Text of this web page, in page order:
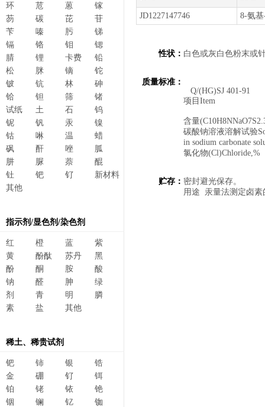
环
苊 蒽
镓
芴
碳 芘
苷
苄
嗪 肟
锑
镉
铬 钼
锶
腈
锂 卡费
铅
松
脒 镝
铊
铍
钪 林
砷
铪
钽 筛
锗
试纸
土 石
钨
铌
钒 汞
镍
钴
啉 温
蜡
砜
酐 唑
胍
肼
脲 萘
醌
钍
钯 钌
新材料
其他
指示剂/显色剂/染色剂
红 橙 蓝
紫
黄
酚酞 苏丹
黑
酚
酮 胺
酸
钠
醛 胂
绿
剂
青 明
膦
素
盐 其他
稀土、稀贵试剂
钯 铈 银
锆
金
硼 钌
铒
铂
铑 铱
铯
铟
镧 钇
铷
JD1227147746 8-氨
性状： 白色或灰白色粉末或
质量标准：
Q/(HG)SJ 401-91
项目
含量
碳酸钠溶液溶解试验
in sodium
氯化物
贮存： 密封避光保存。
用途 汞量法测定卤素